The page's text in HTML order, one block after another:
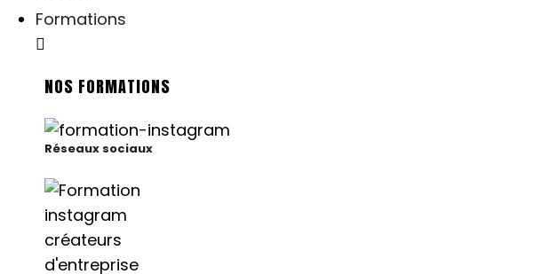
Formations
NOS FORMATIONS
Réseaux sociaux